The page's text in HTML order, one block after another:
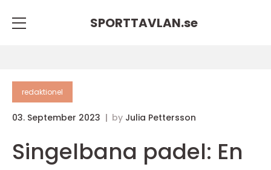
SPORTTAVLAN.se
redaktionel
03. September 2023 by Julia Pettersson
Singelbana padel: En